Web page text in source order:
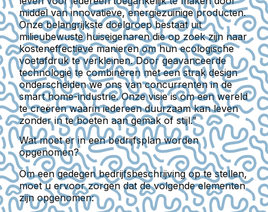
middel van innovatieve, energiezuinige producten.
Onze belangrijkste doelgroep bestaat uit
milieubewuste huiseigenaren die op zoek zijn naar
kosteneffectieve manieren om hun ecologische
voetafdruk te verkleinen. Door geavanceerde
technologie te combineren met een strak design
onderscheiden we ons van concurrenten in de
smart home-industrie. Onze visie is om een wereld
te creëren waarin iedereen duurzaam kan leven
zonder in te boeten aan gemak of stijl.”
Wat moet er in een bedrijfsplan worden
opgenomen?
Om een gedegen bedrijfsbeschrijving op te stellen,
moet u ervoor zorgen dat de volgende elementen
zijn opgenomen: